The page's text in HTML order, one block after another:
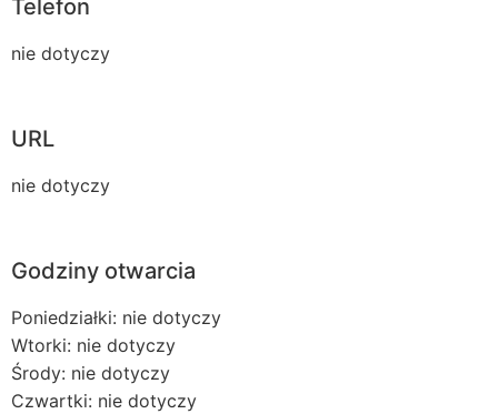
Telefon
nie dotyczy
URL
nie dotyczy
Godziny otwarcia
Poniedziałki: nie dotyczy
Wtorki: nie dotyczy
Środy: nie dotyczy
Czwartki: nie dotyczy